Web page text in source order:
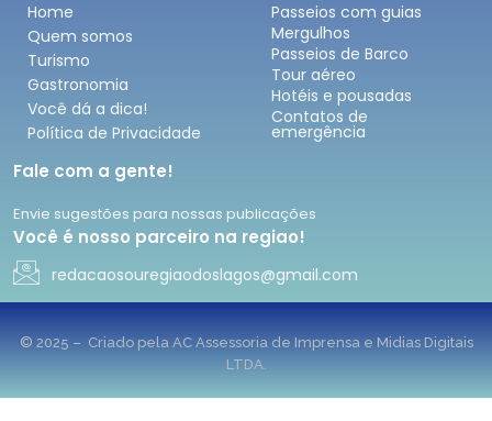
Home
Quem somos
Turismo
Gastronomia
Você dá a dica!
Política de Privacidade
Passeios com guias
Mergulhos
Passeios de Barco
Tour aéreo
Hotéis e pousadas
Contatos de
emergência
Fale com a gente!
Envie sugestões para nossas publicações
Você é nosso parceiro na regiao!
redacaosouregiaodoslagos@gmail.com
© 2025 – Criado pela AC Assessoria de Imprensa e Midias Digitais
LTDA.